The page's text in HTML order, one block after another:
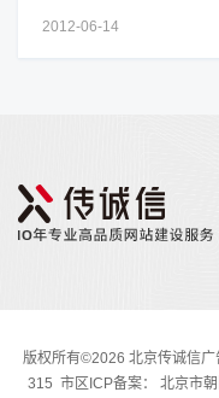
2012-06-14
版权所有©2026 北京传诚信
315 市区ICP备案： 北京市